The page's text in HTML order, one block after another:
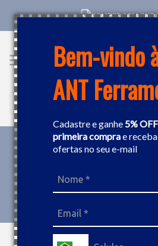
Bem-vindo
ANT
Cadastre e ganhe5% OFF
primeira comprae
ofertas no seu e-mail
COMPRE COM
Buscar